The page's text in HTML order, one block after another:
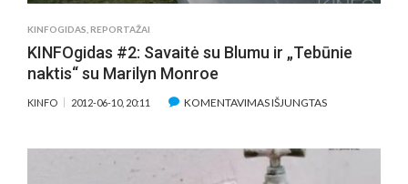
KINFOGIDAS REPORTAŽAI
KINFOgidas #2: Savaitė su Blumu ir „Tebūnie
naktis“ su Marilyn Monroe
KINFO 2012-06-10, 20:11 KOMENTAVIMAS IŠJUNGTASĮRAŠE